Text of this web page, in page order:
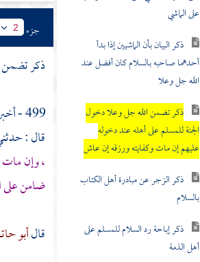
ذكر البيان بأن الماشيين إذا بدأ
أحدهما صاحبه بالسلام كان أفضل عند
الله جل وعلا
الجنة للمسلم على أهله عند دخوله
عليهم إن مات وكفايته ورزقه إن عاش
ذكر الزجر عن مبادرة أهل الكتاب
بالسلام
ذكر إباحة رد السلام للمسلم على
أهل الذمة
جزء 2
ذكر تضمن
499 - أخبرنا
قال :
، وإن
ضامن على
قالأبو